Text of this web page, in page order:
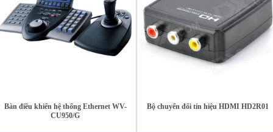
Bàn điều khiển hệ thống Ethernet WV-
CU950/G
Bộ chuyển đổi tín hiệu HDMI HD2R01